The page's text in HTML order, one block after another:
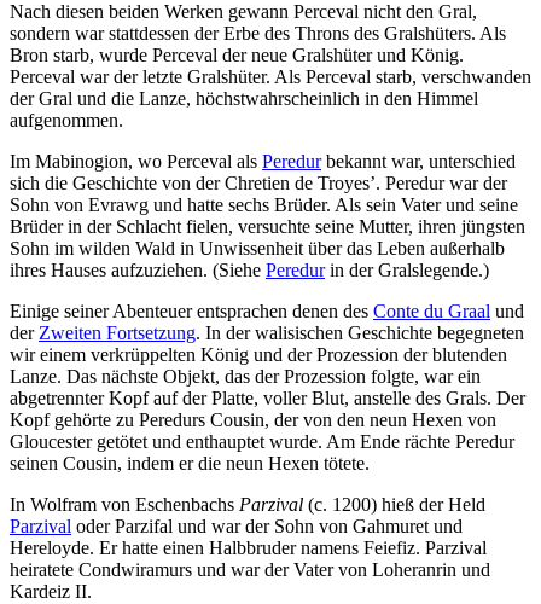
Nach diesen beiden Werken gewann Perceval nicht den Gral,
sondern war stattdessen der Erbe des Throns des Gralshüters. Als
Bron starb, wurde Perceval der neue Gralshüter und König.
Perceval war der letzte Gralshüter. Als Perceval starb, verschwanden
der Gral und die Lanze, höchstwahrscheinlich in den Himmel
aufgenommen.
Im Mabinogion, wo Perceval als Peredurbekannt war, unterschied
sich die Geschichte von der Chretien de Troyes’. Peredur war der
Sohn von Evrawg und hatte sechs Brüder. Als sein Vater und seine
Brüder in der Schlacht fielen, versuchte seine Mutter, ihren jüngsten
Sohn im wilden Wald in Unwissenheit über das Leben außerhalb
ihres Hauses aufzuziehen. (Siehe Peredurin der Gralslegende.)
Einige seiner Abenteuer entsprachen denen des Conte du Graal und
derZweiten Fortsetzung. In der walisischen Geschichte begegneten
wir einem verkrüppelten König und der Prozession der blutenden
Lanze. Das nächste Objekt, das der Prozession folgte, war ein
abgetrennter Kopf auf der Platte, voller Blut, anstelle des Grals. Der
Kopf gehörte zu Peredurs Cousin, der von den neun Hexen von
Gloucester getötet und enthauptet wurde. Am Ende rächte Peredur
seinen Cousin, indem er die neun Hexen tötete.
In Wolfram von Eschenbachs Parzival (c. 1200) hieß der Held
Parzival oder Parzifal und war der Sohn von Gahmuret und
Hereloyde. Er hatte einen Halbbruder namens Feiefiz. Parzival
heiratete Condwiramurs und war der Vater von Loheranrin und
Kardeiz II.